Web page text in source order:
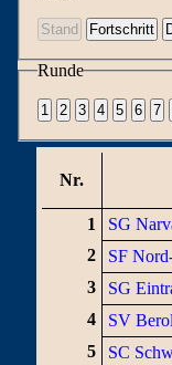
Runde
Nr.
1 SG
2
SF
3
SG
4
SV
5
SC